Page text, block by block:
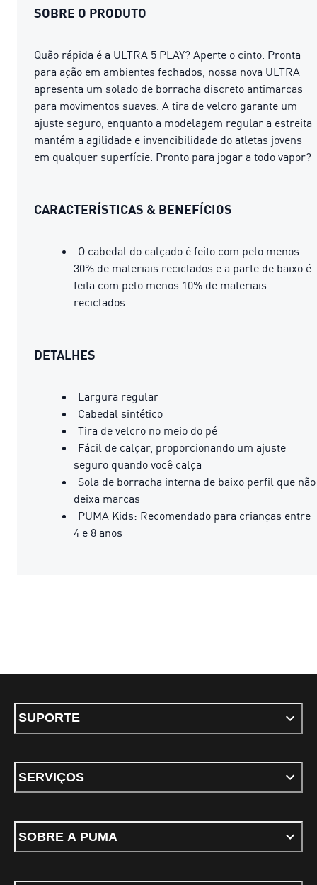
SOBRE O PRODUTO
Quão rápida é a ULTRA 5 PLAY? Aperte o cinto. Pronta
para ação em ambientes fechados, nossa nova ULTRA
apresenta um solado de borracha discreto antimarcas
para movimentos suaves. A tira de velcro garante um
ajuste seguro, enquanto a modelagem regular a estreita
mantém a agilidade e invencibilidade do atletas jovens ​​
em qualquer superfície. Pronto para jogar a todo vapor?
CARACTERÍSTICAS & BENEFÍCIOS
O cabedal do calçado é feito com pelo menos
30% de materiais reciclados e a parte de baixo é
feita com pelo menos 10% de materiais
reciclados
DETALHES
Largura regular
Cabedal sintético
Tira de velcro no meio do pé
Fácil de calçar, proporcionando um ajuste
seguro quando você calça
Sola de borracha interna de baixo perfil que não
deixa marcas
PUMA Kids: Recomendado para crianças entre
4 e 8 anos
SUPORTE
SERVIÇOS
SOBRE A PUMA